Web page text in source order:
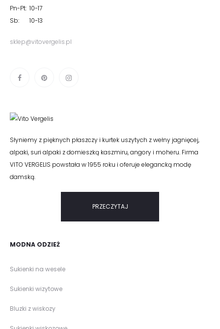
Pn-Pt: 10-17
Sb: 10-13
sklep@vitovergelis.pl
Słyniemy z pięknych płaszczy i kurtek uszytych z wełny jagnięcej,
alpaki, suri alpaki z domieszką kaszmiru, angory i moheru. Firma
VITO VERGELIS powstała w 1955 roku i oferuje elegancką modę
damską.
PRZECZYTAJ
MODNA ODZIEŻ
Sukienki na wesele
Sukienki wizytowe
Bluzki z wiskozy